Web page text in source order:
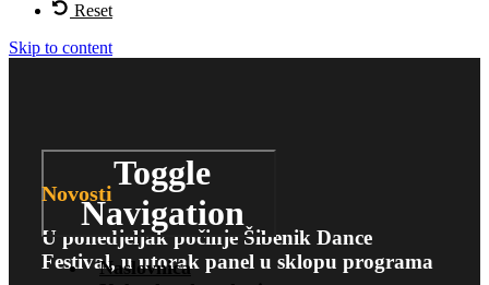
Reset
Skip to content
Toggle
Navigation
Naslovnica
Novosti
U ponedjeljak počinje Šibenik Dance
Festival, u utorak panel u sklopu programa